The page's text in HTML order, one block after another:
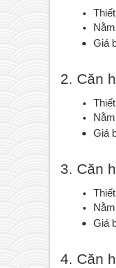
Giá
2. Căn
Giá
3. Căn
Giá
4. Căn